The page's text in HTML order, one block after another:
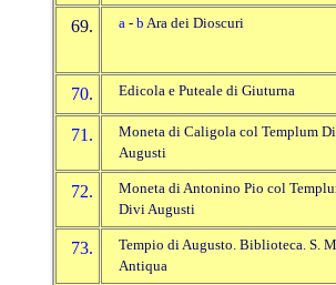
69. a - b Ara dei Dioscuri
70. Edicola e Puteale di Giuturna
71.
Moneta di Caligola col Templum
Augusti
72.
Moneta di Antonino Pio col
Divi Augusti
73.
Tempio di Augusto. Biblioteca. S.
Antiqua